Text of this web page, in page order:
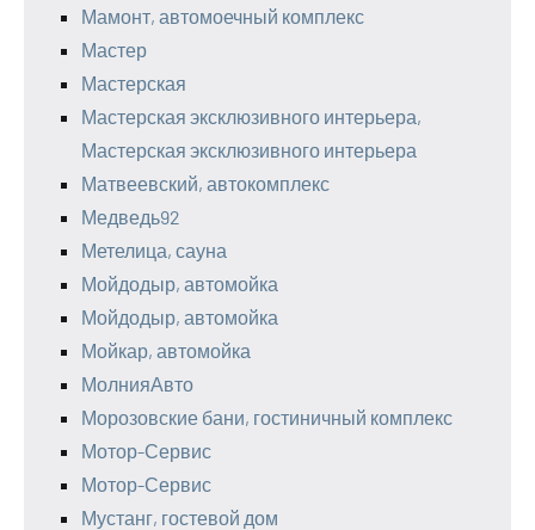
Мамонт, автомоечный комплекс
Мастер
Мастерская
Мастерская эксклюзивного интерьера,
Мастерская эксклюзивного интерьера
Матвеевский, автокомплекс
Медведь92
Метелица, сауна
Мойдодыр, автомойка
Мойдодыр, автомойка
Мойкар, автомойка
МолнияАвто
Морозовские бани, гостиничный комплекс
Мотор-Сервис
Мотор-Сервис
Мустанг, гостевой дом